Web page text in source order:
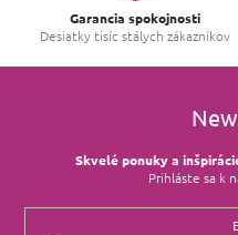
Garancia spokojnosti
Desiatky tisíc stálych zákazníkov
Skvelé ponuky a
Prihláste sa k